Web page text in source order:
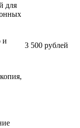
для
и
3 500 рублей